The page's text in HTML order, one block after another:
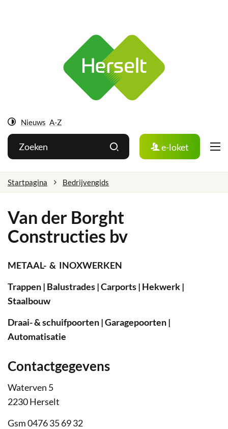
Hoog
contrast
Nieuws A-Z
Wat
zoek
e-loket
Startpagina Bedrijvengids
Van der Borght
Constructies bv
METAAL- & INOXWERKEN
Trappen| Balustrades|Carports| Hekwerk|
Staalbouw
Draai- & schuifpoorten|Garagepoorten|
Automatisatie
Contactgegevens
Adres
Waterven 5
,2230Herselt
Gsm0476 35 69 32